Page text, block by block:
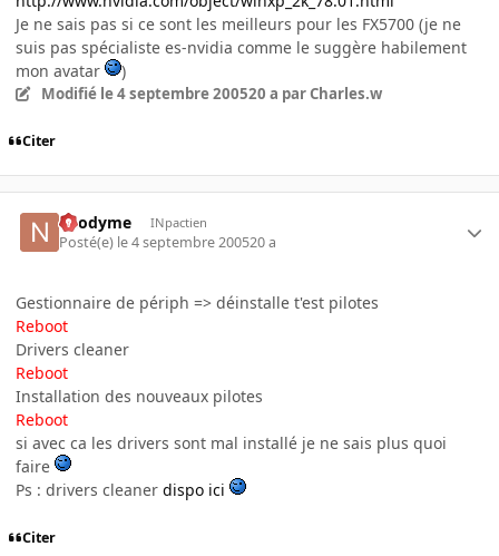
Je ne sais pas si ce sont les meilleurs pour les FX5700 (je ne
suis pas spécialiste es-nvidia comme le suggère habilement
mon avatar
)
Modifié le 4 septembre 200520 a par Charles.w
Citer
neodyme INpactien
Posté(e) le 4 septembre 200520 a
Gestionnaire de périph => déinstalle t'est pilotes
Reboot
Drivers cleaner
Reboot
Installation des nouveaux pilotes
Reboot
si avec ca les drivers sont mal installé je ne sais plus quoi
faire
Ps : drivers cleaner dispo ici
Citer